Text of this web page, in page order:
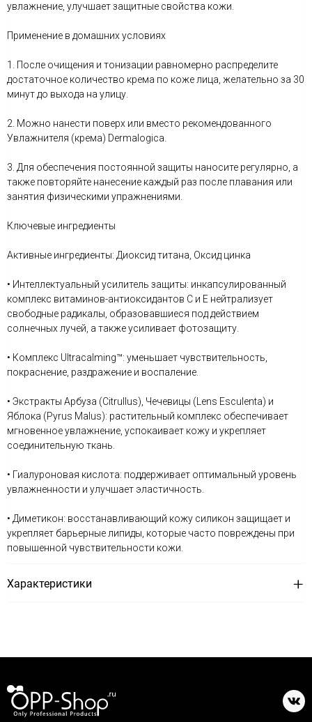
увлажнение, улучшает защитные свойства кожи.
Применение в домашних условиях
1. После очищения и тонизации равномерно распределите
достаточное количество крема по коже лица, желательно за 30
минут до выхода на улицу.
2. Можно нанести поверх или вместо рекомендованного
Увлажнителя (крема) Dermalogica.
3. Для обеспечения постоянной защиты наносите регулярно, а
также повторяйте нанесение каждый раз после плавания или
занятия физическими упражнениями.
Ключевые ингредиенты
Активные ингредиенты: Диоксид титана, Оксид цинка
• Интеллектуальный усилитель защиты: инкапсулированный
комплекс витаминов-антиоксидантов С и Е нейтрализует
свободные радикалы, образовавшиеся под действием
солнечных лучей, а также усиливает фотозащиту.
• Комплекс Ultracalming™: уменьшает чувствительность,
покраснение, раздражение и воспаление.
• Экстракты Арбуза (Citrullus), Чечевицы (Lens Esculenta) и
Яблока (Pyrus Malus): растительный комплекс обеспечивает
мгновенное увлажнение, успокаивает кожу и укрепляет
соединительную ткань.
• Гиалуроновая кислота: поддерживает оптимальный уровень
увлажненности и улучшает эластичность.
• Диметикон: восстанавливающий кожу силикон защищает и
укрепляет барьерные липиды, которые часто повреждены при
повышенной чувствительности кожи.
Характеристики